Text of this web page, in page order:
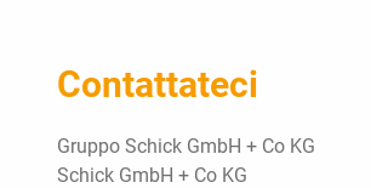
Contattateci
Gruppo Schick GmbH + Co KG
Schick GmbH + Co KG